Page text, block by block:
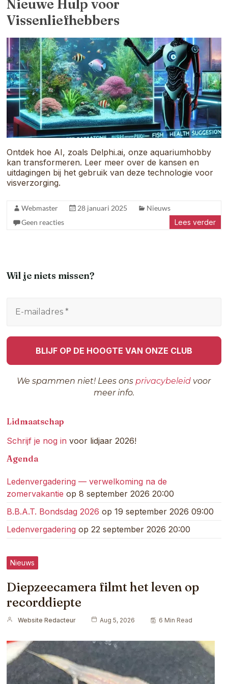
samenkomt.
Nieuwe Hulp voor
Vissenliefhebbers
Ontdek hoe AI, zoals Delphi.ai, onze aquariumhobby
kan transformeren. Leer meer over de kansen en
uitdagingen bij het gebruik van deze technologie voor
visverzorging.
Webmaster 28 januari 2025
Nieuws
Geen reacties
Lees verder
Wil je niets missen?
We spammen niet! Lees ons privacybeleid voor
meer info.
Lidmaatschap
Schrijf je nog in voor lidjaar 2026!
Agenda
Ledenvergadering — verwelkoming na de
zomervakantie op 8 september 2026 20:00
B.B.A.T. Bondsdag 2026 op 19 september 2026 09:00
Ledenvergadering op 22 september 2026 20:00
Nieuws
Diepzeecamera filmt het leven op
recorddiepte
Website Redacteur Aug 5, 2026 6 Min Read